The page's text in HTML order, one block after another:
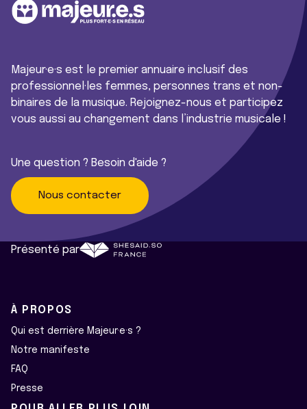
Majeur·e·s est le premier annuaire inclusif des
professionnel·les femmes, personnes trans et non-
binaires de la musique. Rejoignez-nous et participez
vous aussi au changement dans l’industrie musicale !
Une question ? Besoin d'aide ?
Nous contacter
Présenté par
À PROPOS
Qui est derrière Majeur·e·s ?
Notre manifeste
FAQ
Presse